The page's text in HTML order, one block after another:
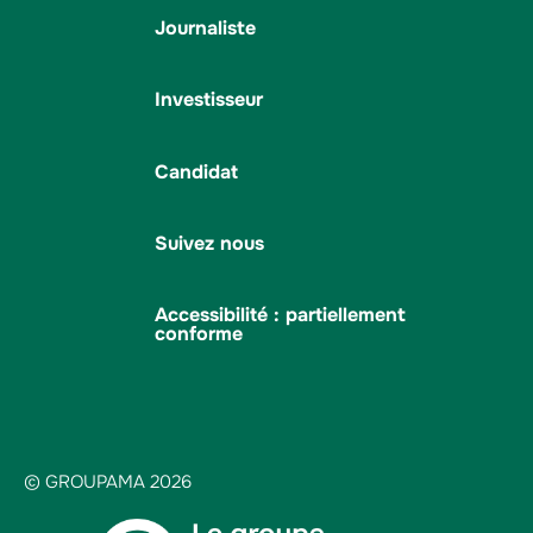
Journaliste
Investisseur
Candidat
Suivez nous
Accessibilité : partiellement
conforme
© GROUPAMA 2026